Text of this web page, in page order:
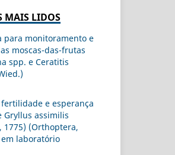
MAIS LIDOS
para monitoramento e
moscas-das-frutas
spp. e Ceratitis
e esperança
Gryllus assimilis
1775) (Orthoptera,
laboratório